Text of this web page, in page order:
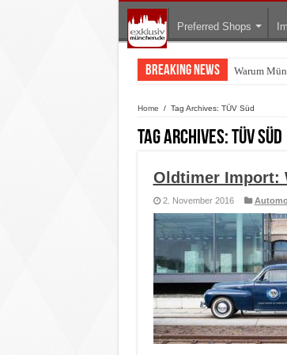
Preferred Shops
Breaking News Warum
BMW Art
Home / Tag Archives: TÜV Süd
Tag Archives:TÜV Süd
Oldtimer Import:
2. November 2016